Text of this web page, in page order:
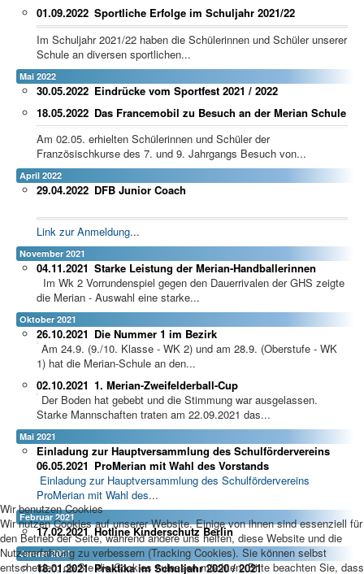
Sportliche Erfolge im Schuljahr 2021/22
01.09.2022
Im Schuljahr 2021/22 haben die Schülerinnen und Schüler unserer
Schule an diversen sportlichen...
Mai 2022
Eindrücke vom Sportfest 2021 / 2022
30.05.2022
Das Francemobil zu Besuch an der Merian Schule
18.05.2022
Am 02.05. erhielten Schülerinnen und Schüler der
Französischkurse des 7. und 9. Jahrgangs Besuch von...
April 2022
DFB Junior Coach
29.04.2022
Link zur Anmeldung...
November 2021
Starke Leistung der Merian-Handballerinnen
04.11.2021
Im Wk 2 Vorrundenspiel gegen den Dauerrivalen der GHS zeigte
die Merian - Auswahl eine starke...
Oktober 2021
Die Nummer 1 im Bezirk
26.10.2021
Am 24.9. (9./10. Klasse - WK 2) und am 28.9. (Oberstufe - WK
1) hat die Merian-Schule an den...
1. Merian-Zweifelderball-Cup
02.10.2021
Der Boden hat gebebt und die Stimmung war ausgelassen.
Starke Mannschaften traten am 22.09.2021 das...
Mai 2021
Einladung zur Hauptversammlung des Schulfördervereins
ProMerian mit Wahl des Vorstands
06.05.2021
Einladung zur Hauptversammlung des Schulfördervereins
ProMerian mit Wahl des...
Februar 2021
Hotline Kinderschutz Berlin
17.02.2021
Januar 2021
Praktika im Schuljahr 2020 / 2021
18.01.2021
Wir benutzen Cookies
Wir nutzen Cookies auf unserer Website. Einige von ihnen sind essenziell für
den Betrieb der Seite, während andere uns helfen, diese Website und die
Nutzererfahrung zu verbessern (Tracking Cookies). Sie können selbst
entscheiden, ob Sie die Cookies zulassen möchten. Bitte beachten Sie, dass